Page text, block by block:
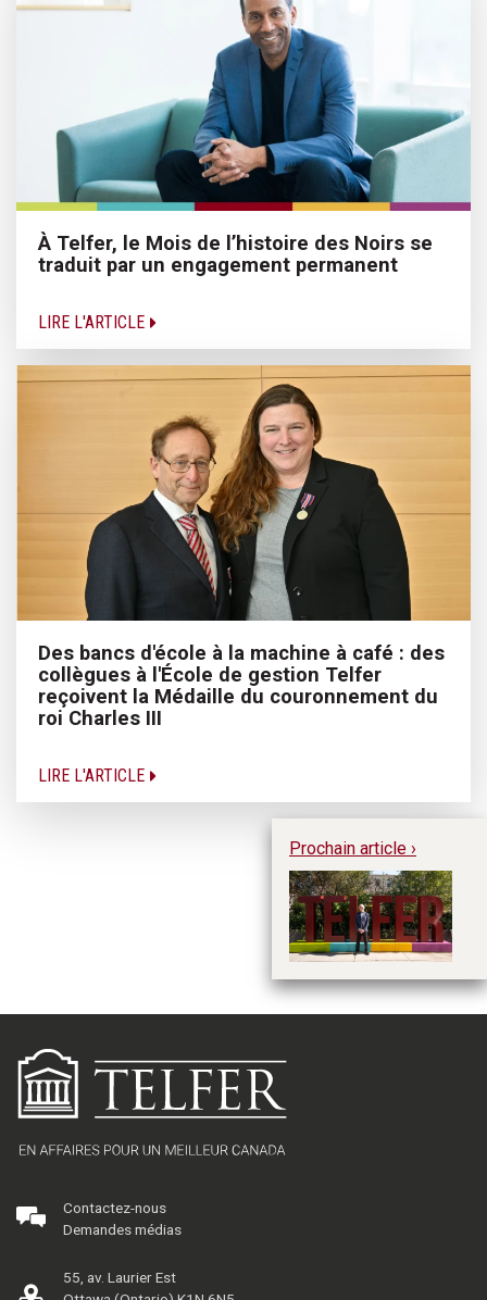
À Telfer, le Mois de l’histoire des Noirs se
traduit par un engagement permanent
LIRE L'ARTICLE
Des bancs d'école à la machine à café : des
collègues à l'École de gestion Telfer
reçoivent la Médaille du couronnement du
roi Charles III
LIRE L'ARTICLE
Prochain article ›
Contactez-nous
Demandes médias
55, av. Laurier Est